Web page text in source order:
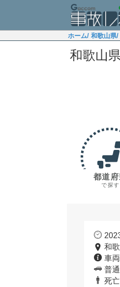
ホーム/ 和歌山県/
和歌山
都道
で探す
和
車
普
死亡